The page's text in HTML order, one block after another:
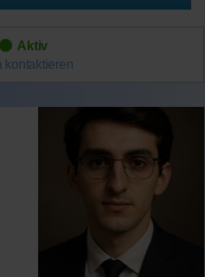
Aktiv
kontaktieren